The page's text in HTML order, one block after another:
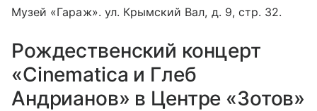
Музей «Гараж». ул. Крымский Вал, д. 9, стр. 32.
Рождественский концерт
«Cinematica и Глеб
Андрианов» в Центре «Зотов»